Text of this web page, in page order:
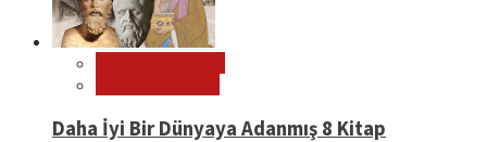
Daha İyi Bir Dünyaya Adanmış 8 Kitap